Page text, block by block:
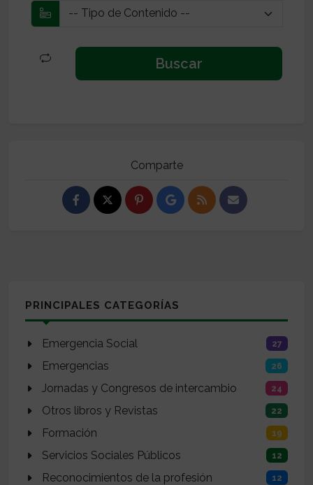
Comparte
PRINCIPALES CATEGORÍAS
Emergencia Social 27
Emergencias 26
Jornadas y Congresos de intercambio 24
Otros libros y Revistas 22
Formación 19
Servicios Sociales Públicos 12
Reconocimientos de la profesión 12